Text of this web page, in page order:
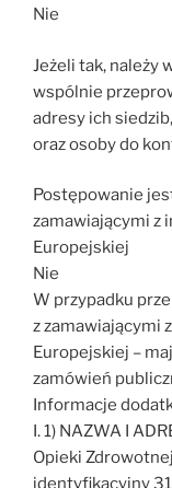
Nie
Jeżeli tak, należy
wspólnie
adresy ich
oraz osoby do
Postępowanie
zamawiającymi z
Europejskiej
Nie
W przypadku
z zamawiającymi
Europejskiej –
zamówień
Informacje
I. 1) NAZWA I
Opieki